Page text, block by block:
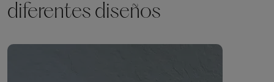
diferentes diseños